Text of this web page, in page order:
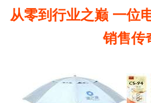
从零到行业之巅 一位
销售传